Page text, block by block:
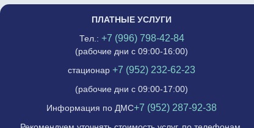
ПЛАТНЫЕ УСЛУГИ
Тел.: +7 (996) 798-42-84
(рабочие дни с 09:00-16:00)
стационар+7 (952) 232-62-23
(рабочие дни с 09:00-17:00)
Информация по ДМС+7 (952) 287-92-38